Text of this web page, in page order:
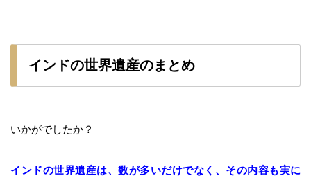
インドの世界遺産のまとめ
いかがでしたか？
インドの世界遺産は、数が多いだけでなく、その内容も実に